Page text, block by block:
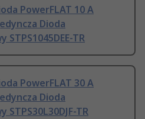
PowerFLAT 10 A
Dioda
TR
PowerFLAT 30 A
Dioda
TR